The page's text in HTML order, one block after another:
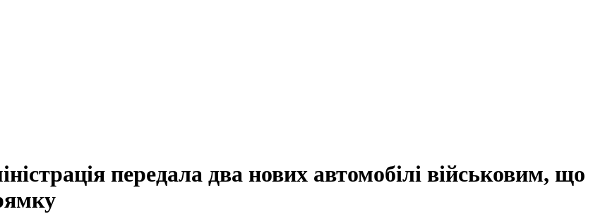
передала два нових автомобілі військовим, що